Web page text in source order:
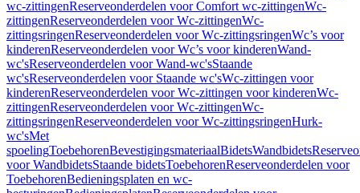
wc-zittingenReserveonderdelen voor Comfort wc-zittingenWc-
zittingenReserveonderdelen voor Wc-zittingenWc-
zittingsringenReserveonderdelen voor Wc-zittingsringenWc’s voor
kinderenReserveonderdelen voor Wc’s voor kinderenWand-
wc'sReserveonderdelen voor Wand-wc'sStaande
wc'sReserveonderdelen voor Staande wc'sWc-zittingen voor
kinderenReserveonderdelen voor Wc-zittingen voor kinderenWc-
zittingenReserveonderdelen voor Wc-zittingenWc-
zittingsringenReserveonderdelen voor Wc-zittingsringenHurk-
wc'sMet
spoelingToebehorenBevestigingsmateriaalBidetsWandbidets
voor WandbidetsStaande bidetsToebehorenReserveonderdelen voor
ToebehorenBedieningsplaten en wc-